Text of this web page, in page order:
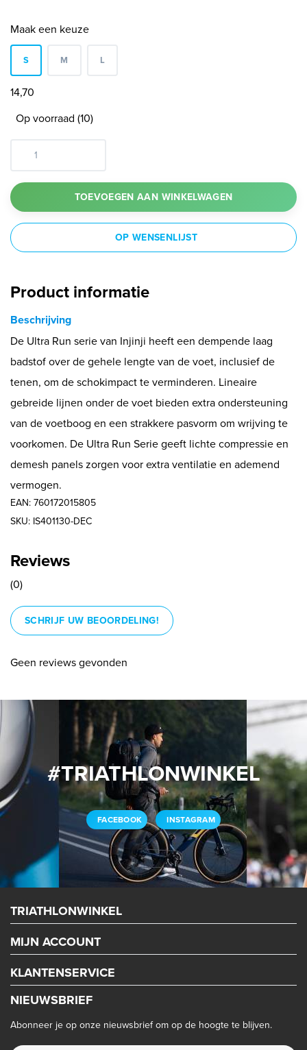
Maak een keuze
S M L
14,70
Op voorraad (10)
TOEVOEGEN AAN WINKELWAGEN
OP WENSENLIJST
Product informatie
Beschrijving
De Ultra Run serie van Injinji heeft een dempende laag
badstof over de gehele lengte van de voet, inclusief de
tenen, om de schokimpact te verminderen. Lineaire
gebreide lijnen onder de voet bieden extra ondersteuning
van de voetboog en een strakkere pasvorm om wrijving te
voorkomen. De Ultra Run Serie geeft lichte compressie en
demesh panels zorgen voor extra ventilatie en ademend
vermogen.
EAN: 760172015805
SKU: IS401130-DEC
Reviews
(0)
SCHRIJF UW BEOORDELING!
Geen reviews gevonden
#TRIATHLONWINKEL
FACEBOOK INSTAGRAM
TRIATHLONWINKEL
MIJN ACCOUNT
KLANTENSERVICE
NIEUWSBRIEF
Abonneer je op onze nieuwsbrief om op de hoogte te blijven.